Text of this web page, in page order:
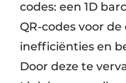
codes: een 1D
QR-codes voor
inefficiënties en
Door deze te